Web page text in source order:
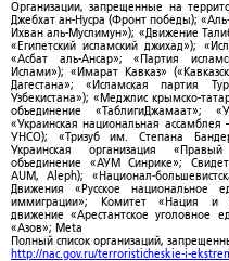
Организации, запрещенные на
Джебхат ан-Нусра (Фронт победы);
Ихван аль-Муслимун»); «Движение
«Египетский исламский джихад»);
«Асбат аль-Ансар»; «Партия
Ислами»); «Имарат Кавказ»
Дагестана»; «Исламская партия
Узбекистана»); «Меджлис крымско-
объединение «ТаблигиДжамаат»;
«Украинская национальная
УНСО); «Тризуб им. Степана
Украинская организация
объединение «АУМ Синрике»;
AUM, Aleph); «Национал-
Движения «Русское национальное
иммиграции»; Комитет «Нация и
движение «Арестантское уголовное
«Азов»; Meta
Полный список организаций,
http://nac.gov.ru/terroristicheskie-i-